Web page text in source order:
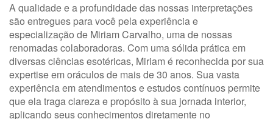
A qualidade e a profundidade das nossas interpretações
são entregues para você pela experiência e
especialização de Miriam Carvalho, uma de nossas
renomadas colaboradoras. Com uma sólida prática em
diversas ciências esotéricas, Miriam é reconhecida por sua
expertise em oráculos de mais de 30 anos. Sua vasta
experiência em atendimentos e estudos contínuos permite
que ela traga clareza e propósito à sua jornada interior,
aplicando seus conhecimentos diretamente no